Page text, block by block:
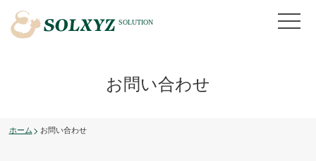
お問い合わせ
ホーム お問い合わせ